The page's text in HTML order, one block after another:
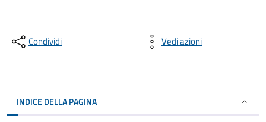
Condividi Vedi azioni
INDICE DELLA PAGINA